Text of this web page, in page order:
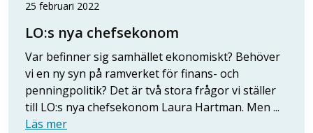
25 februari 2022
LO:s nya chefsekonom
Var befinner sig samhället ekonomiskt? Behöver
vi en ny syn på ramverket för finans- och
penningpolitik? Det är två stora frågor vi ställer
till LO:s nya chefsekonom Laura Hartman. Men ...
Läs mer